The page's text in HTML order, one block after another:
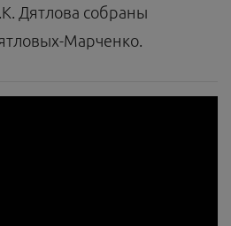
Дятлова собраны
Марченко.